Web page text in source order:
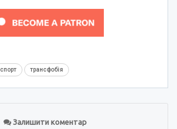
спорт трансфобія
Залишити коментар